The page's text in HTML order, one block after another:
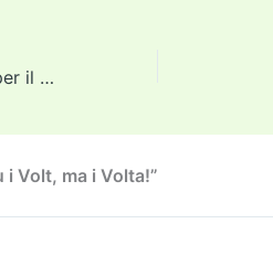
d
n
k
Nuovo sito (e nuovo tema per il blog)
i Volt, ma i Volta!”